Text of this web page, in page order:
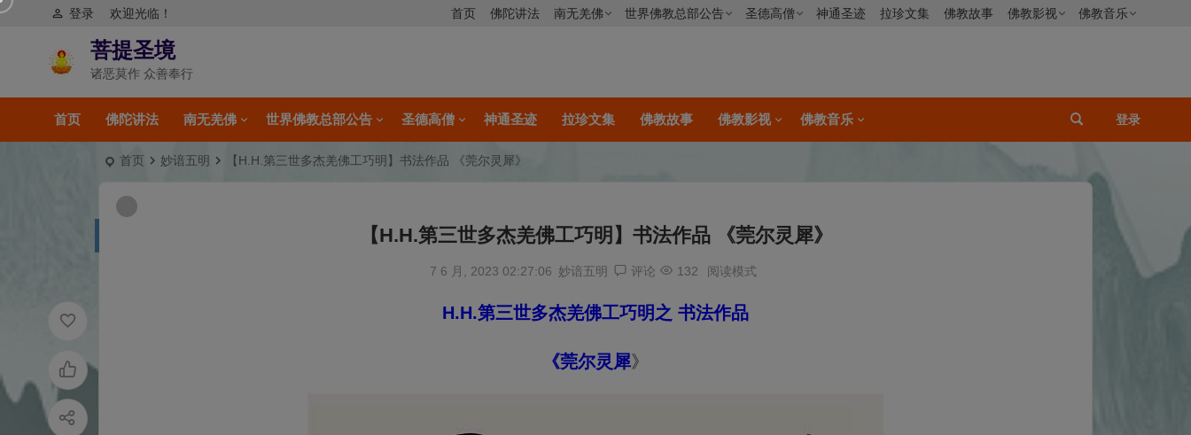
欢迎光临！
登录 首页 佛陀讲法 南无羌佛 世界佛教总部公告 圣德高僧 神通圣迹 拉珍文集 佛教故事 佛教影视 佛教音乐
菩提圣境
诸恶莫作 众善奉行
首页 佛陀讲法 南无羌佛 世界佛教总部公告 圣德高僧 神通圣迹 拉珍文集 佛教故事 佛教影视 佛教音乐 登录
首页 妙谙五明 【H.H.第三世多杰羌佛工巧明】书法作品 《莞尔灵犀》
【H.H.第三世多杰羌佛工巧明】书法作品 《莞尔灵犀》
7 6 月, 2023 02:27:06 妙谙五明 评论 132 阅读模式
H.H.第三世多杰羌佛工巧明之 书法作品
《莞尔灵犀》